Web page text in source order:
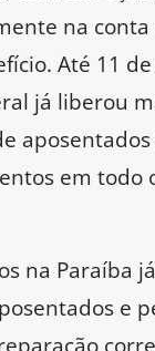
na
Até 11
já liberou
em todo
na Paraíba
e